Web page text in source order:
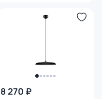
8 270 ₽